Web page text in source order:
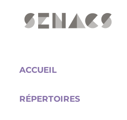
Se
ACCUEIL
RÉPERTOIRES